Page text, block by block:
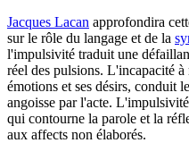
Jacques Lacan approfondira
sur le rôle du langage et de la
l'impulsivité traduit une
réel des pulsions. L'incapacité
émotions et ses désirs, conduit
angoisse par l'acte.
qui contourne la parole et la
aux affects non élaborés.